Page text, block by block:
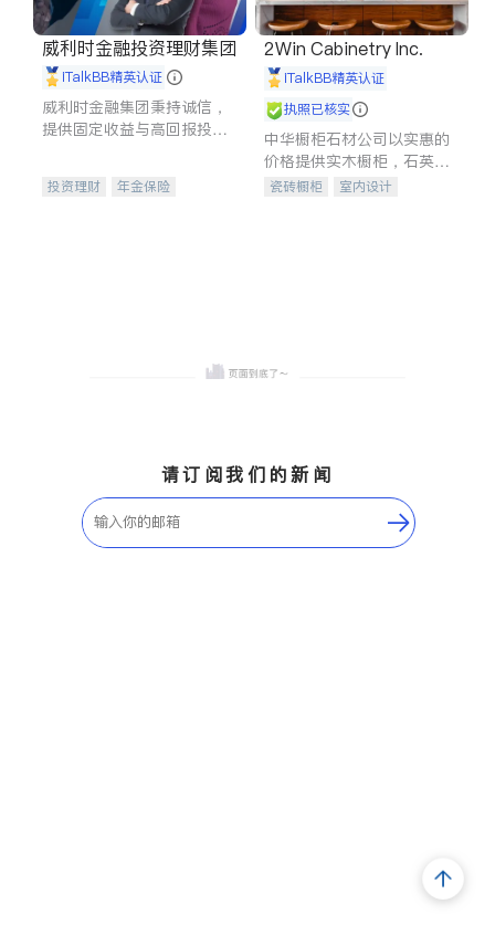
威利时金融投资理财集团
iTalkBB精英认证
威利时金融集团秉持诚信，
提供固定收益与高回报投资
合，助力客户实现目标
投资理财
年金保险
2Win Cabinetry Inc.
iTalkBB精英认证
执照已核实
中华橱柜石材公司以实惠的
价格提供实木橱柜，石英石
台面，多种优质不锈钢水
瓷砖橱柜
室内设计
请订阅我们的新闻